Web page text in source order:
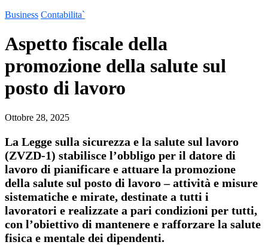
Business Contabilita`
Aspetto fiscale della
promozione della salute sul
posto di lavoro
Ottobre 28, 2025
La Legge sulla sicurezza e la salute sul lavoro
(ZVZD-1) stabilisce l’obbligo per il datore di
lavoro di pianificare e attuare la promozione
della salute sul posto di lavoro – attività e misure
sistematiche e mirate, destinate a tutti i
lavoratori e realizzate a pari condizioni per tutti,
con l’obiettivo di mantenere e rafforzare la salute
fisica e mentale dei dipendenti.